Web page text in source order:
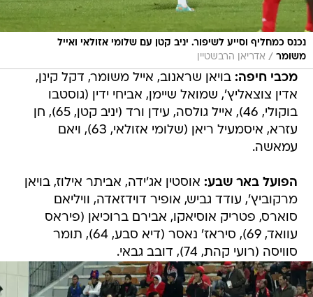
נכנס כמחליף וסייע לשיפור. יניב קטן עם שלומי אזולאי ואייל
משומר / אדריאן הרבשטיין
מכבי חיפה: בויאן שראנוב, אייל משומר, דקל קינן,
אדין צוצאליץ', שמואל שיימן, אביחי ידין (גוסטבו
בוקולי, 46), אייל גולסה, עידן ורד (יניב קטן, 65), חן
עזרא, איסמעיל ריאן (שלומי אזולאי, 63), ויאם
עמאשה.
הפועל באר שבע: אוסטין אג'ידה, אביתר אילוז, בויאן
מרקוביץ', עודד גביש, אופיר דוידזאדה, וויליאם
סוארס, פטריק אוסיאקו, אבירם ברוכיאן (פיראס
עוואד, 69), סיראז' נאסר (דיא סבע, 64), תומר
סוויסה (רועי קהת, 74), דובב גבאי.